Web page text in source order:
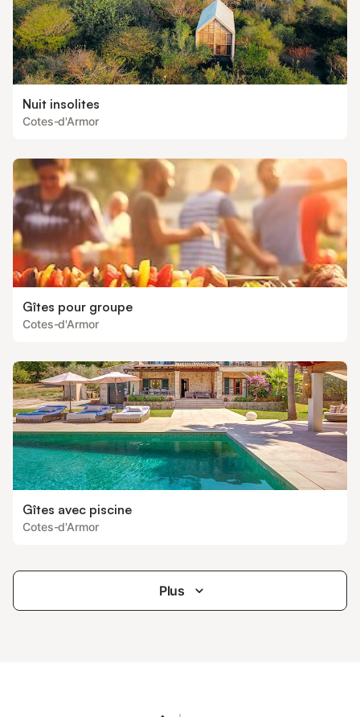
Nuit insolites
Cotes-d'Armor
Gîtes pour groupe
Cotes-d'Armor
Gîtes avec piscine
Cotes-d'Armor
Plus